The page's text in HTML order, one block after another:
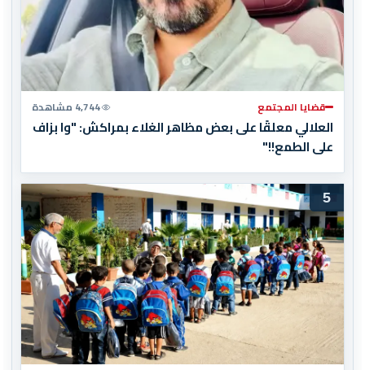
قضايا المجتمع 4,744 مشاهدة
العلالي معلقًا على بعض مظاهر الغلاء بمراكش: "وا بزاف
على الطمع!!"
5